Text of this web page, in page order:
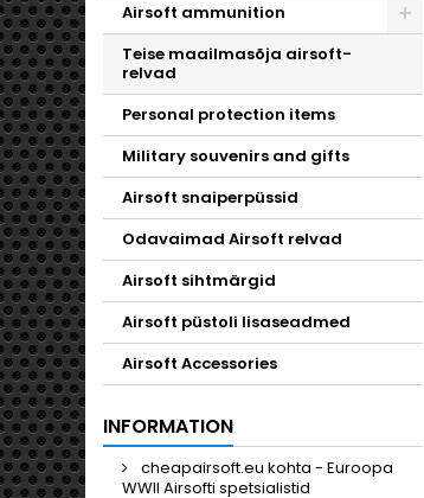
Airsoft ammunition
Teise maailmasõja airsoft-
relvad
Personal protection items
Military souvenirs and gifts
Airsoft snaiperpüssid
Odavaimad Airsoft relvad
Airsoft sihtmärgid
Airsoft püstoli lisaseadmed
Airsoft Accessories
INFORMATION
cheapairsoft.eu kohta - Euroopa
WWII Airsofti spetsialistid